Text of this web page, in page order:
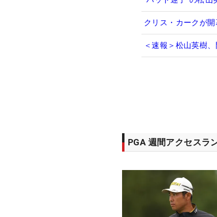
クリス・カークが
＜速報＞松山英樹
PGA 週間アクセスラ